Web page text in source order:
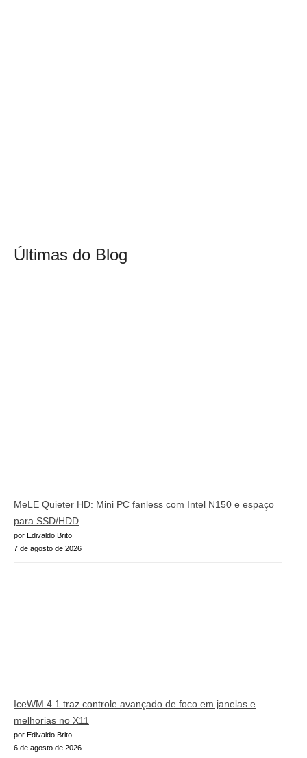
Últimas do Blog
MeLE Quieter HD: Mini PC fanless com Intel N150 e espaço
para SSD/HDD
por Edivaldo Brito
7 de agosto de 2026
IceWM 4.1 traz controle avançado de foco em janelas e
melhorias no X11
por Edivaldo Brito
6 de agosto de 2026